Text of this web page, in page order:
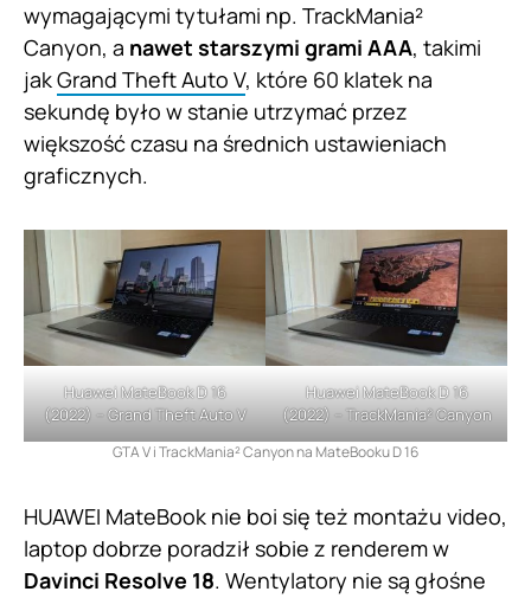
wymagającymi tytułami np. TrackMania²
Canyon, a nawet starszymi grami AAA, takimi
jakGrand Theft Auto V, które 60 klatek na
sekundę było w stanie utrzymać przez
większość czasu na średnich ustawieniach
graficznych.
Huawei MateBook D 16
(2022) – Grand Theft Auto V
Huawei MateBook D 16
(2022) – TrackMania² Canyon
GTA V i TrackMania² Canyon na MateBooku D 16
HUAWEI MateBook nie boi się też montażu video,
laptop dobrze poradził sobie z renderem w
Davinci Resolve 18. Wentylatory nie są głośne